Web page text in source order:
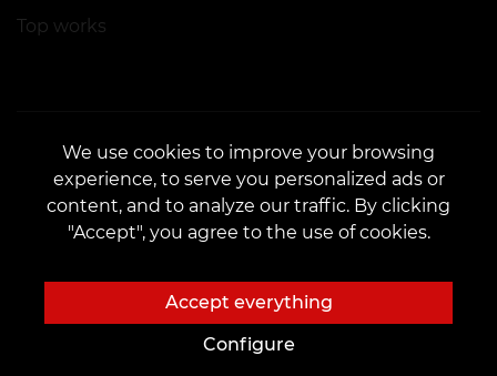
Top works
CONTACTS
Contact us: customers@vean-tattoo.com
Partnership:marketing.veantattoo@gmail.com
Complaints and Suggestions:complaints@vean-tattoo.com
We use cookies to improve your browsing
experience, to serve you personalized ads or
content, and to analyze our traffic. By clicking
"Accept", you agree to the use of cookies.
Accept everything
Configure